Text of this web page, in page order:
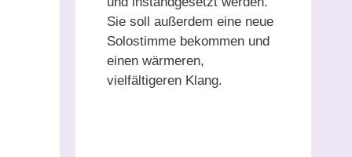
Sie soll außerdem eine neue
Solostimme bekommen und
einen wärmeren,
vielfältigeren Klang.